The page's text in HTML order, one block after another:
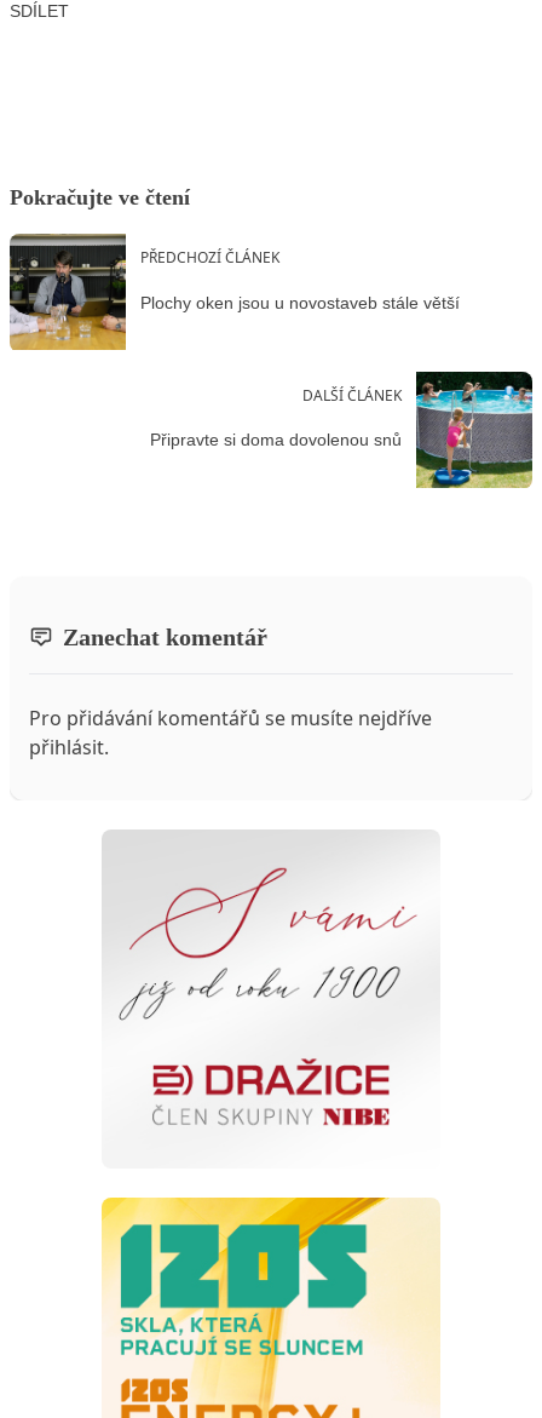
SDÍLET
Pokračujte ve čtení
PŘEDCHOZÍ ČLÁNEK
Plochy oken jsou u novostaveb stále větší
DALŠÍ ČLÁNEK
Připravte si doma dovolenou snů
Zanechat komentář
Pro přidávání komentářů se musíte nejdříve
přihlásit.